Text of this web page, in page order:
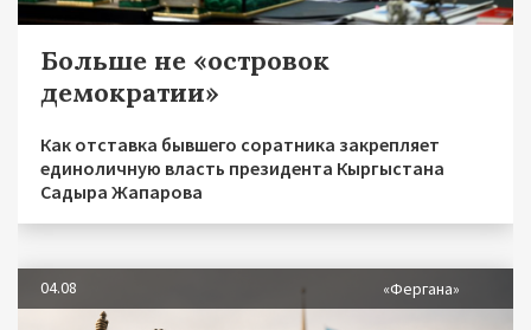
Больше не «островок
демократии»
Как отставка бывшего соратника закрепляет
единоличную власть президента Кыргыстана
Садыра Жапарова
04.08 «Фергана»